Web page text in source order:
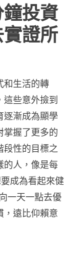
投資
證所
和生活的轉
些意外撿到
逐漸成為顯學
掌握了更多的
段性的目標之
的人，像是每
成為看起來健
一天一點去優
，遠比仰賴意